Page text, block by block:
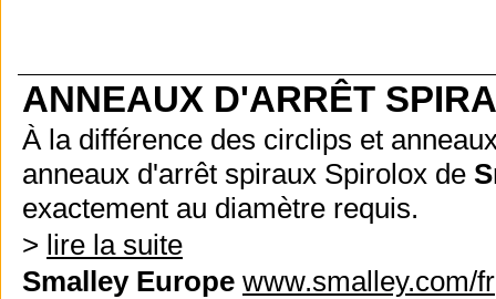
ANNEAUX D'ARRÊT
À la différence des circlips et
anneaux d'arrêt spiraux Spirolox de
exactement au diamètre requis.
> lire la suite
Smalley Europe www.smalley.com/fr